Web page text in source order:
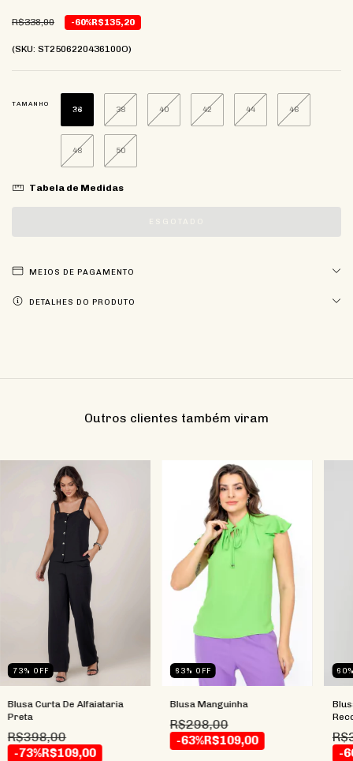
R$338,00 -60%R$135,20
(SKU: ST2506220436100O)
TAMANHO
36 38 40 42 44 46
48 50
Tabela de Medidas
MEIOS DE PAGAMENTO
DETALHES DO PRODUTO
Outros clientes também viram
73% OFF
Blusa Curta De Alfaiataria
Preta
R$398,00
-73%R$109,00
63% OFF
Blusa Manguinha
R$298,00
-63%R$109,00
60
-